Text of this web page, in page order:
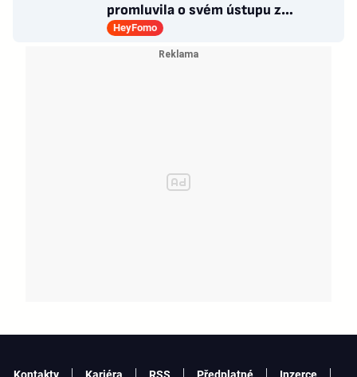
promluvila o svém ústupu z
veřejného života a Sophia z
KATSEYE si dává pauzu od skupiny
HeyFomo
Kontakty Kariéra RSS Předplatné
Inzerce